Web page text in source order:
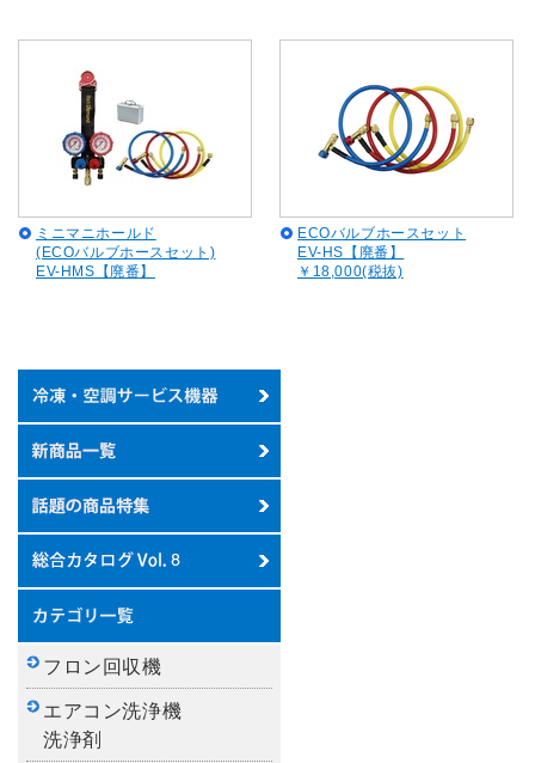
ミニマニホールド
(ECOバルブホースセット)
EV-HMS【廃番】
ECOバルブホースセット
EV-HS【廃番】
￥18,000(税抜)
フロン回収機
エアコン洗浄機
洗浄剤